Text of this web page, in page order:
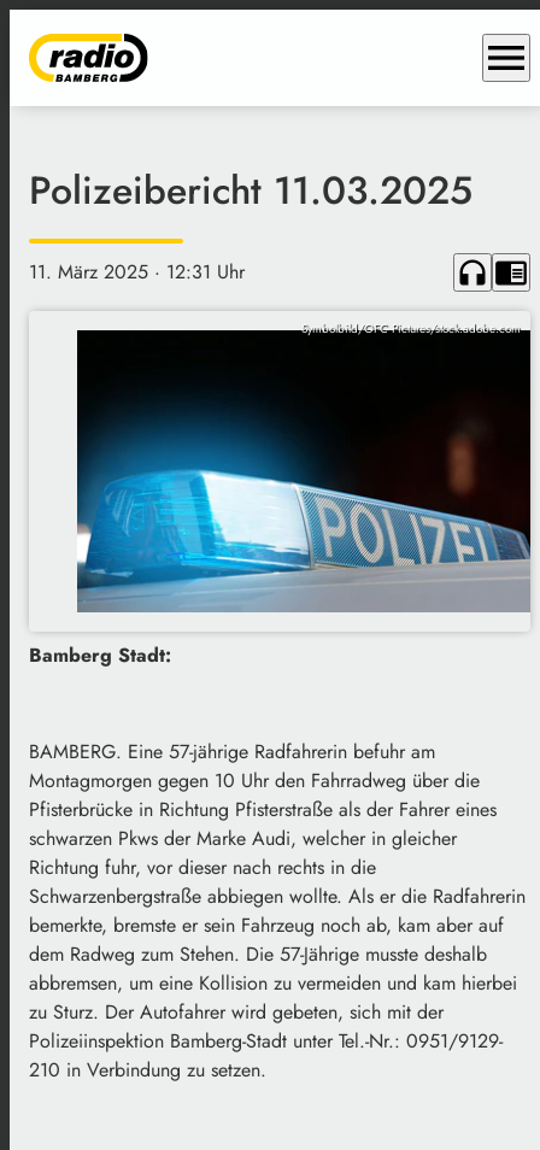
menu
Polizeibericht 11.03.2025
11. März 2025 · 12:31 Uhr headphones chrome_reader_mode
Symbolbild/OFC Pictures/stock.adobe.com
Bamberg Stadt:
BAMBERG. Eine 57-jährige Radfahrerin befuhr am
Montagmorgen gegen 10 Uhr den Fahrradweg über die
Pfisterbrücke in Richtung Pfisterstraße als der Fahrer eines
schwarzen Pkws der Marke Audi, welcher in gleicher
Richtung fuhr, vor dieser nach rechts in die
Schwarzenbergstraße abbiegen wollte. Als er die Radfahrerin
bemerkte, bremste er sein Fahrzeug noch ab, kam aber auf
dem Radweg zum Stehen. Die 57-Jährige musste deshalb
abbremsen, um eine Kollision zu vermeiden und kam hierbei
zu Sturz. Der Autofahrer wird gebeten, sich mit der
Polizeiinspektion Bamberg-Stadt unter Tel.-Nr.: 0951/9129-
210 in Verbindung zu setzen.